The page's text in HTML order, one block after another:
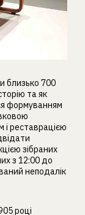
близько 700
та як
формуванням
і реставрацією
зібраних
з 12:00 до
неподалік
році